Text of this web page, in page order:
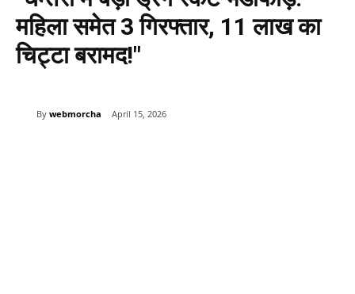
महिला समेत 3 गिरफ्तार, 11 लाख का
चिट्टा बरामद!"
By webmorcha April 15, 2026